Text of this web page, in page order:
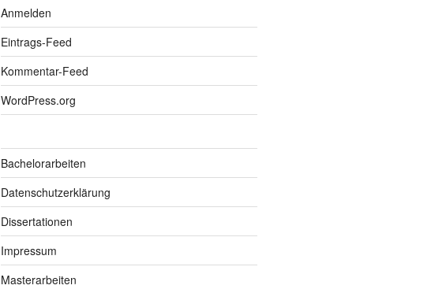
Anmelden
Eintrags-Feed
Kommentar-Feed
WordPress.org
Bachelorarbeiten
Datenschutzerklärung
Dissertationen
Impressum
Masterarbeiten